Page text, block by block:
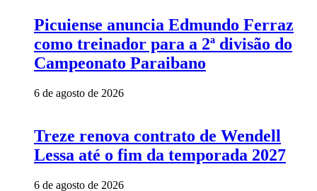
Picuiense anuncia Edmundo Ferraz
como treinador para a 2ª divisão do
Campeonato Paraibano
6 de agosto de 2026
Treze renova contrato de Wendell
Lessa até o fim da temporada 2027
6 de agosto de 2026